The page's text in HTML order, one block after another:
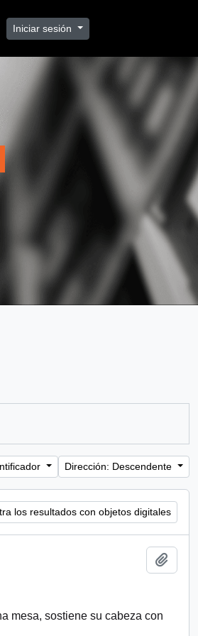
Iniciar sesión
Dirección: Descendente
los resultados con objetos digitales
mesa, sostiene su cabeza con